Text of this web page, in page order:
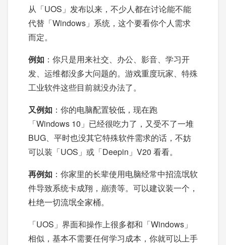
从「UOS」发布以来，不少人都在讨论能不能
代替「Windows」系统，这个要看你个人需求
而定。
例如 ：你只是用来社交、办公、影音、学习开
发、运维都没多大问题的。游戏重度玩家、特殊
工业软件这些目前就没办法了。
又例如 ：你的电脑配置较低，现在跑
「Windows 10」已经很吃力了，又受不了一堆
BUG、平时也没其它特殊软件需求的话，不妨
可以装「UOS」或「Deepin」V20 看看。
再例如 ：你家里的长辈使用电脑经常中招流氓软
件导致系统卡成翔，崩溃等。可以建议装一个，
杜绝一切流氓全家桶。
「UOS」界面和操作上很多都和「Windows」
相似，基本不需要任何学习成本，你就可以上手